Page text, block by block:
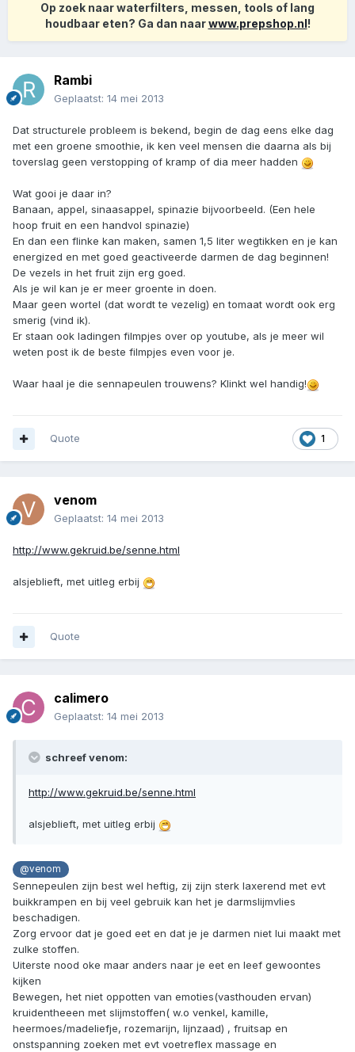
Op zoek naar waterfilters, messen, tools of lang
houdbaar eten? Ga dan naarwww.prepshop.nl!
Rambi
Geplaatst: 14 mei 2013
Dat structurele probleem is bekend, begin de dag eens elke dag
met een groene smoothie, ik ken veel mensen die daarna als bij
toverslag geen verstopping of kramp of dia meer hadden
Wat gooi je daar in?
Banaan, appel, sinaasappel, spinazie bijvoorbeeld. (Een hele
hoop fruit en een handvol spinazie)
En dan een flinke kan maken, samen 1,5 liter wegtikken en je kan
energized en met goed geactiveerde darmen de dag beginnen!
De vezels in het fruit zijn erg goed.
Als je wil kan je er meer groente in doen.
Maar geen wortel (dat wordt te vezelig) en tomaat wordt ook erg
smerig (vind ik).
Er staan ook ladingen filmpjes over op youtube, als je meer wil
weten post ik de beste filmpjes even voor je.
Waar haal je die sennapeulen trouwens? Klinkt wel handig!
1
Quote
venom
Geplaatst: 14 mei 2013
http://www.gekruid.be/senne.html
alsjeblieft, met uitleg erbij
Quote
calimero
Geplaatst: 14 mei 2013
schreef venom:
http://www.gekruid.be/senne.html
alsjeblieft, met uitleg erbij
@venom
Sennepeulen zijn best wel heftig, zij zijn sterk laxerend met evt
buikkrampen en bij veel gebruik kan het je darmslijmvlies
beschadigen.
Zorg ervoor dat je goed eet en dat je je darmen niet lui maakt met
zulke stoffen.
Uiterste nood oke maar anders naar je eet en leef gewoontes
kijken
Bewegen, het niet oppotten van emoties(vasthouden ervan)
kruidentheeen met slijmstoffen( w.o venkel, kamille,
heermoes/madeliefje, rozemarijn, lijnzaad) , fruitsap en
onstspanning zoeken met evt voetreflex massage en